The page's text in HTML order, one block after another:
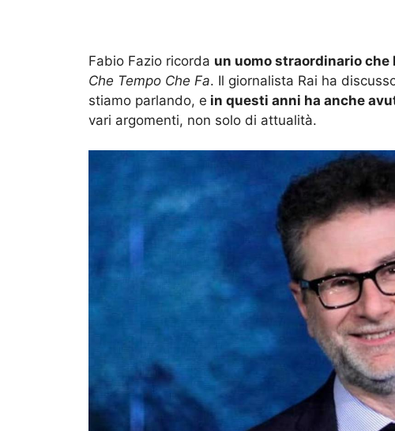
Fabio Fazio ricorda un uomo straordinario
Che Tempo Che Fa. Il giornalista Rai ha
stiamo parlando, e in questi anni ha anche
vari argomenti, non solo di attualità.